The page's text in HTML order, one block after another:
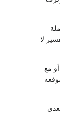
لا
مع
قد ظل يغذي